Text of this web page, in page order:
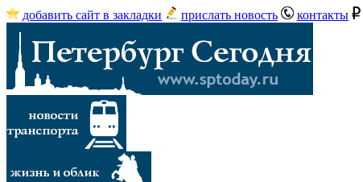
добавить сайт в закладки прислать новость контакты